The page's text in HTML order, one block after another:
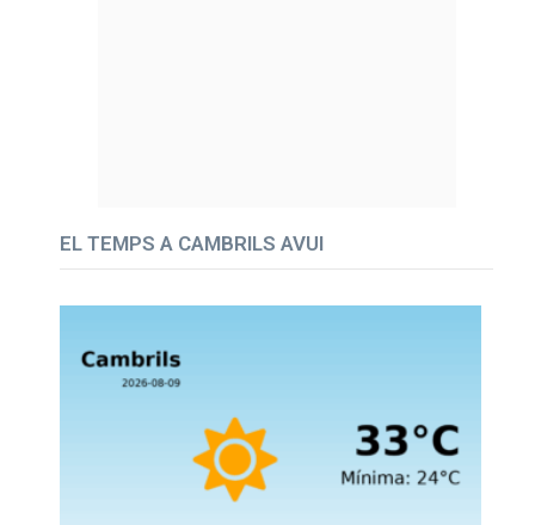
EL TEMPS A CAMBRILS AVUI